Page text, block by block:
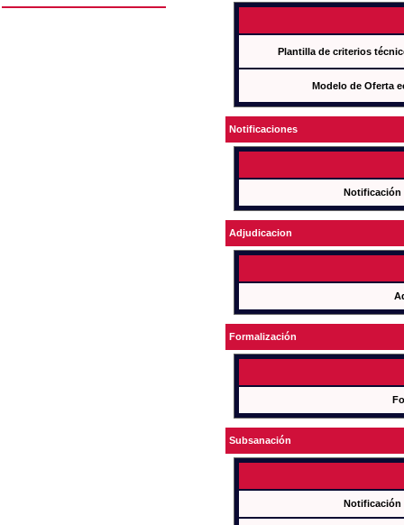
Plantilla de criterios
Modelo de Oferta
Notificaciones
Notificación
Adjudicacion
Formalización
Subsanación
Notificación